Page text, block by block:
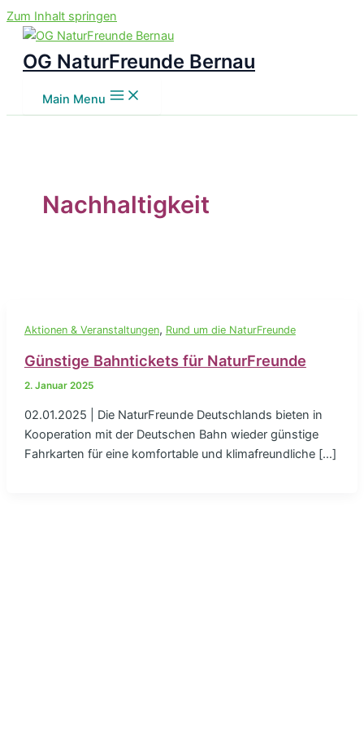
Zum Inhalt springen
OG NaturFreunde Bernau
Main Menu
Nachhaltigkeit
Aktionen & Veranstaltungen, Rund um die NaturFreunde
Günstige Bahntickets für NaturFreunde
2. Januar 2025
02.01.2025 | Die NaturFreunde Deutschlands bieten in
Kooperation mit der Deutschen Bahn wieder günstige
Fahrkarten für eine komfortable und klimafreundliche […]